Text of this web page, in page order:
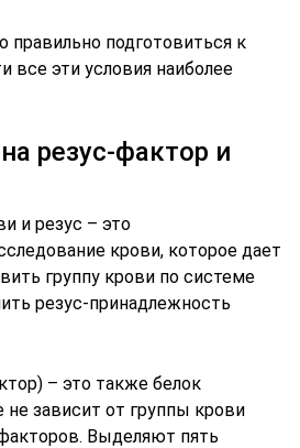
правильно подготовиться к
все эти условия наиболее
резус-фактор и
и резус – это
крови, которое дает
группу крови по системе
резус-принадлежность
– это также белок
не зависит от группы крови
Выделяют пять